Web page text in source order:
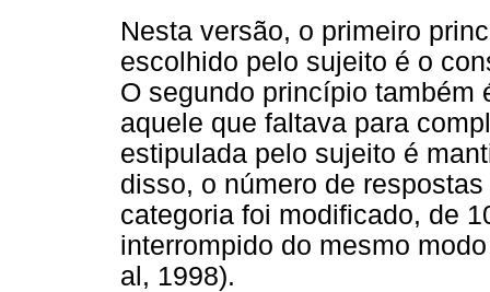
Nesta versão, o primeiro
escolhido pelo sujeito é o
O segundo princípio também
aquele que faltava para
estipulada pelo sujeito é
disso, o número de
categoria foi modificado, de
interrompido do mesmo
al, 1998).